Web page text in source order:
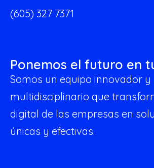
(605) 327 7371
Ponemos el futuro en
Somos un equipo innovador y
multidisciplinario que
digital de las empresas en
únicas y efectivas.